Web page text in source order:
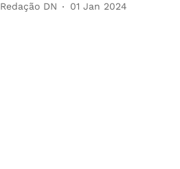
Redação DN 01 Jan 2024